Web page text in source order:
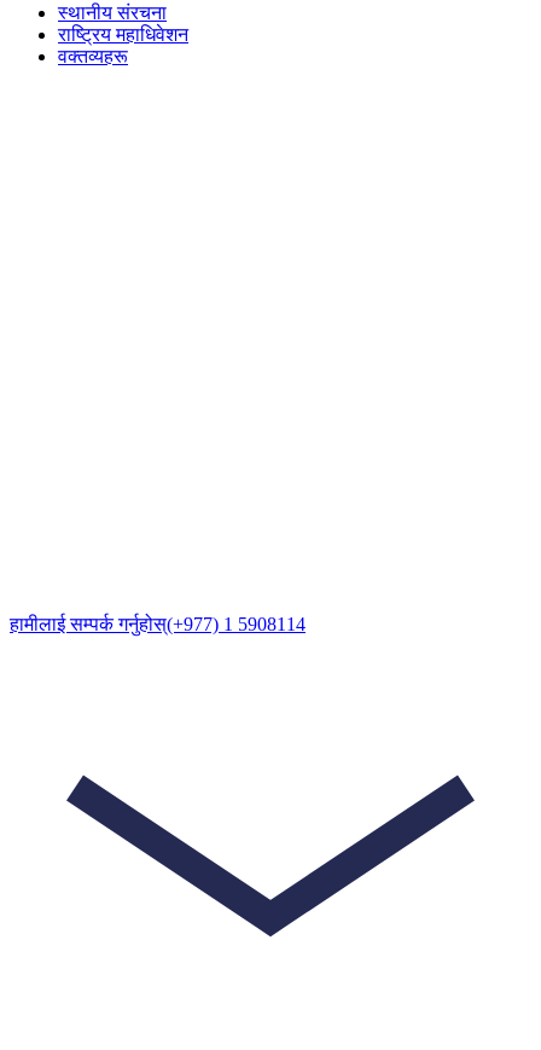
स्थानीय संरचना
राष्ट्रिय महाधिवेशन
वक्तव्यहरू
हामीलाई सम्पर्क गर्नुहोस्(+977) 1 5908114